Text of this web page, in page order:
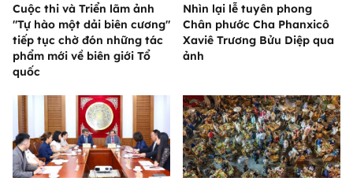
Cuộc thi và Triển lãm ảnh
"Tự hào một dải biên cương"
tiếp tục chờ đón những tác
phẩm mới về biên giới Tổ
quốc
Nhìn lại lễ tuyên phong
Chân phước Cha Phanxicô
Xaviê Trương Bửu Diệp qua
ảnh